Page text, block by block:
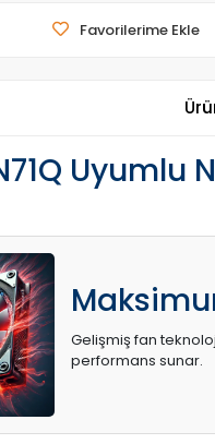
Favorilerime Ekle
Uyumlu
Gelişmiş fan
performans sunar.